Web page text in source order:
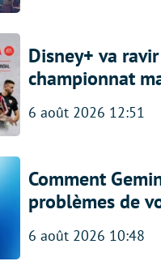
Disney+ va
championnat
6 août 2026 12:51
Comment
problèmes de
6 août 2026 10:48